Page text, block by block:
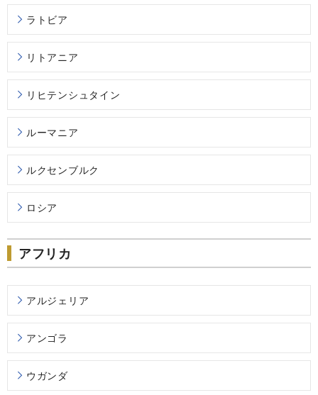
ラトビア
リトアニア
リヒテンシュタイン
ルーマニア
ルクセンブルク
ロシア
アフリカ
アルジェリア
アンゴラ
ウガンダ